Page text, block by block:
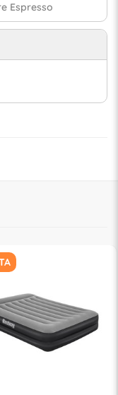
Espresso